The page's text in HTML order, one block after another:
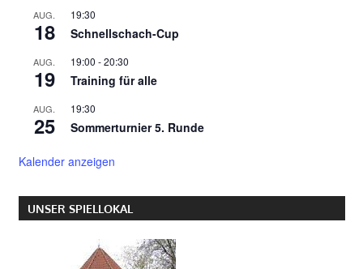
AUG.
18
19:30
Schnellschach-Cup
AUG.
19
19:00 -20:30
Training für alle
AUG.
25
19:30
Sommerturnier 5. Runde
Kalender anzeigen
UNSER SPIELLOKAL